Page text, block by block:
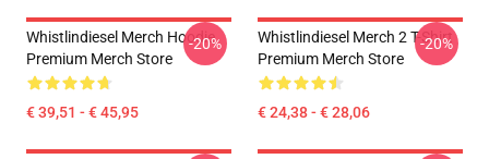
Whistlindiesel Merch Hoodie
Premium Merch Store
€ 39,51 - € 45,95
-20%
Whistlindiesel Merch 2 T-Shirt
Premium Merch Store
€ 24,38 - € 28,06
-20%